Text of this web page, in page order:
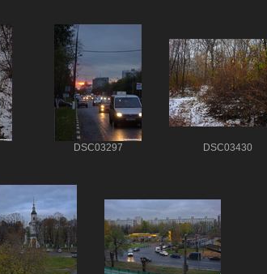
DSC03297 DSC03430